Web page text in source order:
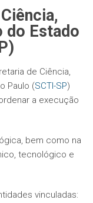
do Estado
de Ciência,
Paulo (SCTI-SP)
a execução
bem como na
tecnológico e
vinculadas: